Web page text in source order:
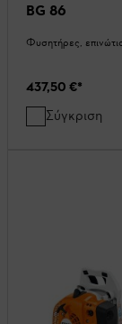
BG 86
Φυσητήρες,
437,50 €*
Σύγκριση